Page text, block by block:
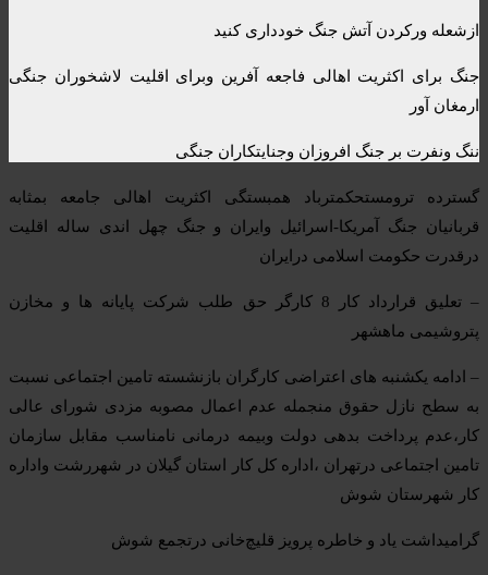
ازشعله ورکردن آتش جنگ خودداری کنید
جنگ برای اکثریت اهالی فاجعه آفرین وبرای اقلیت لاشخوران جنگی
ارمغان آور
ننگ ونفرت بر جنگ افروزان وجنایتکاران جنگی
گسترده ترومستحکمترباد همبستگی اکثریت اهالی جامعه بمثابه
قربانیان جنگ آمریکا-اسرائیل وایران و جنگ چهل اندی ساله اقلیت
درقدرت حکومت اسلامی درايران
– تعلیق قرارداد کار 8 کارگر حق طلب شرکت پایانه ها و مخازن
پتروشیمی ماهشهر
– ادامه یکشنبه های اعتراضی کارگران بازنشسته تامین اجتماعی نسبت
به سطح نازل حقوق منجمله عدم اعمال مصوبه مزدی شورای عالی
کار،عدم پرداخت بدهی دولت وبیمه درمانی نامناسب مقابل سازمان
تامین اجتماعی درتهران ،اداره کل کار استان گیلان در شهررشت واداره
کار شهرستان شوش
گرامیداشت یاد و خاطره پرویز قلیچ‌خانی درتجمع شوش